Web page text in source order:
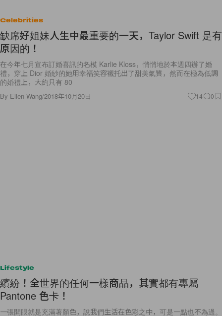
Celebrities
缺席好姐妹人生中最重要的一天，Taylor Swift 是有
原因的！
在今年七月宣布訂婚喜訊的名模 Karlie Kloss，悄悄地於本週四辦了婚
禮，穿上 Dior 婚紗的她用幸福笑容襯托出了甜美氣質，然而在極為低調
的婚禮上，大約只有 80
By Ellen Wang/2018年10月20日 14 0
Lifestyle
繽紛！全世界的任何一樣商品，其實都有專屬
Pantone 色卡！
一張開眼就是充滿著顏色，說我們生活在色彩之中，可是一點也不為過。